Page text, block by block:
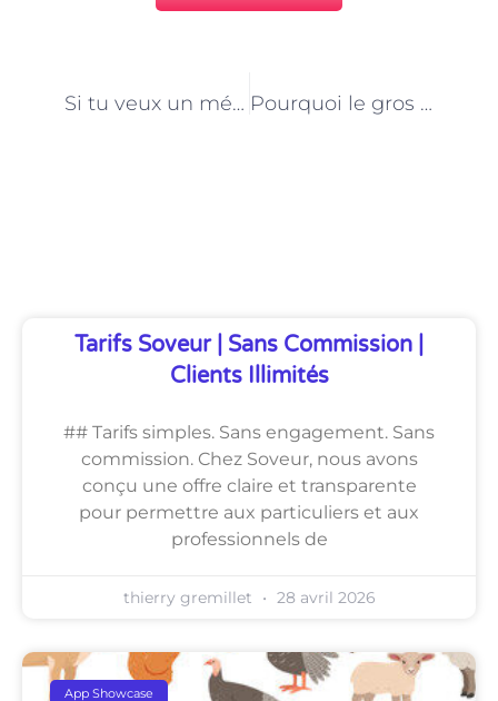
Si tu veux un métier qui ne connaît pas la crise, deviens électricien auto en 2025 Pourquoi le gros œuvre est devenu LE secteur à suivre pour les indépendants en 2025
Tarifs Soveur | Sans Commission |
Clients Illimités
## Tarifs simples. Sans engagement. Sans
commission. Chez Soveur, nous avons
conçu une offre claire et transparente
pour permettre aux particuliers et aux
professionnels de
thierry gremillet 28 avril 2026
App Showcase